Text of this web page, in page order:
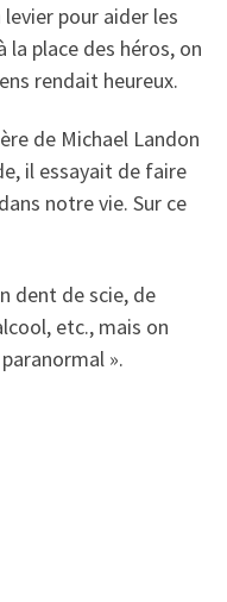
pour aider les
place des héros, on
rendait heureux.
de Michael Landon
il essayait de faire
notre vie. Sur ce
dent de scie, de
etc., mais on
».